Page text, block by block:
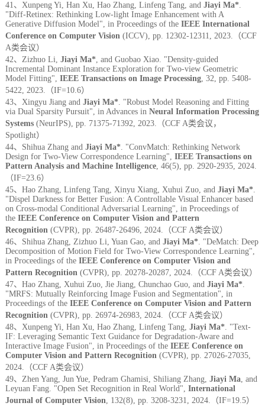
41、Xunpeng Yi, Han Xu, Hao Zhang, Linfeng Tang, and Jiayi Ma*.
"Diff-Retinex: Rethinking Low-light Image Enhancement with A
Generative Diffusion Model", in Proceedings of the IEEE International
Conference on Computer Vision(ICCV), pp. 12302-12311, 2023.（CCF
A类会议）
42、Zizhuo Li, Jiayi Ma*, and Guobao Xiao. "Density-guided
Incremental Dominant Instance Exploration for Two-view Geometric
Model Fitting", IEEE Transactions on Image Processing, 32, pp. 5408-
5422, 2023.（IF=10.6）
43、Xingyu Jiang and Jiayi Ma*. "Robust Model Reasoning and Fitting
via Dual Sparsity Pursuit", in Advances in Neural Information Processing
Systems(NeurIPS), pp. 71375-71392, 2023.（CCF A类会议，
Spotlight）
44、Shihua Zhang and Jiayi Ma*. "ConvMatch: Rethinking Network
Design for Two-View Correspondence Learning", IEEE Transactions on
Pattern Analysis and Machine Intelligence, 46(5), pp. 2920-2935, 2024.
（IF=23.6）
45、Hao Zhang, Linfeng Tang, Xinyu Xiang, Xuhui Zuo, and Jiayi Ma*.
"Dispel Darkness for Better Fusion: A Controllable Visual Enhancer based
on Cross-modal Conditional Adversarial Learning", in Proceedings of
the IEEE Conference on Computer Vision and Pattern
Recognition(CVPR), pp. 26487-26496, 2024.（CCF A类会议）
46、Shihua Zhang, Zizhuo Li, Yuan Gao, and Jiayi Ma*. "DeMatch: Deep
Decomposition of Motion Field for Two-View Correspondence Learning",
in Proceedings of the IEEE Conference on Computer Vision and
Pattern Recognition(CVPR), pp. 20278-20287, 2024.（CCF A类会议）
47、Hao Zhang, Xuhui Zuo, Jie Jiang, Chunchao Guo, and Jiayi Ma*.
"MRFS: Mutually Reinforcing Image Fusion and Segmentation", in
Proceedings of the IEEE Conference on Computer Vision and Pattern
Recognition(CVPR), pp. 26974-26983, 2024.（CCF A类会议）
48、Xunpeng Yi, Han Xu, Hao Zhang, Linfeng Tang, Jiayi Ma*. "Text-
IF: Leveraging Semantic Text Guidance for Degradation-Aware and
Interactive Image Fusion", in Proceedings of the IEEE Conference on
Computer Vision and Pattern Recognition(CVPR), pp. 27026-27035,
2024.（CCF A类会议）
49、Zhen Yang, Jun Yue, Pedram Ghamisi, Shiliang Zhang, Jiayi Ma, and
Leyuan Fang. "Open Set Recognition in Real World", International
Journal of Computer Vision, 132(8), pp. 3208-3231, 2024.（IF=19.5）